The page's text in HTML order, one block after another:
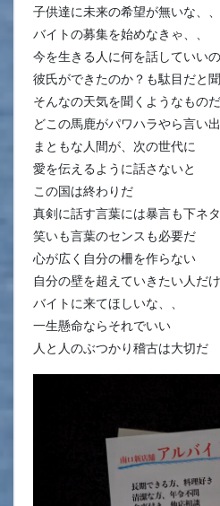
子供達に未来の希望が無いな、、
バイトの募集を始めなきゃ、、
今を生きる人に何を話していい
彼氏ができたのか？も駄目だと
そんなの天気を聞くようなものだ
どこの馬鹿がパワハラやら言い
まともな人間が、次の世代に
愛を伝えるように話さないと
この国は終わりだ
真剣に話す言葉には暴言も下ネ
笑いも言葉のセンスも必要だ
心が広く自分の柵を作らない
自分の壁を超えていきたい人だ
バイトに来てほしいな、、
一生懸命ならそれでいい
人と人のぶつかり稽古は大切だ